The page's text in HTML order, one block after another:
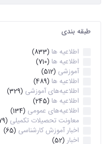
طبقه بندی
اطلاعیه ها (833)
اطلاعیه ها (710)
آموزشی (512)
اطلاعیه ها (489)
اطلاعیه‌های‌ آموزشی (329)
اطلاعیه ها (245)
اطلاعیه‌های عمومی (134)
معاونت تحصیلات تکمیلی (79)
اخبار آموزش کارشناسی (65)
اخبار (52)